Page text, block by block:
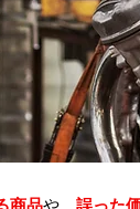
商品や、 誤った